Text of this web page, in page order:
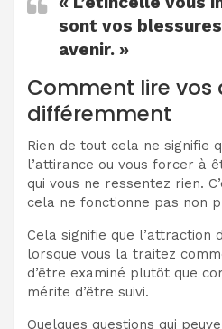
sont vos
avenir. »
Comment lire
différemment
Rien de tout cela ne signifie
l’attirance ou vous forcer à
qui vous ne ressentez rien.
cela ne fonctionne pas non
Cela signifie que l’attraction
lorsque vous la traitez
d’être examiné plutôt que
mérite d’être suivi.
Quelques questions qui